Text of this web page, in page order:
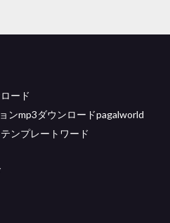
ード
ンmp3ダウンロードpagalworld
ンプレートワード